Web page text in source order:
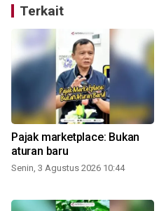
Terkait
Pajak marketplace: Bukan
aturan baru
Senin, 3 Agustus 2026 10:44